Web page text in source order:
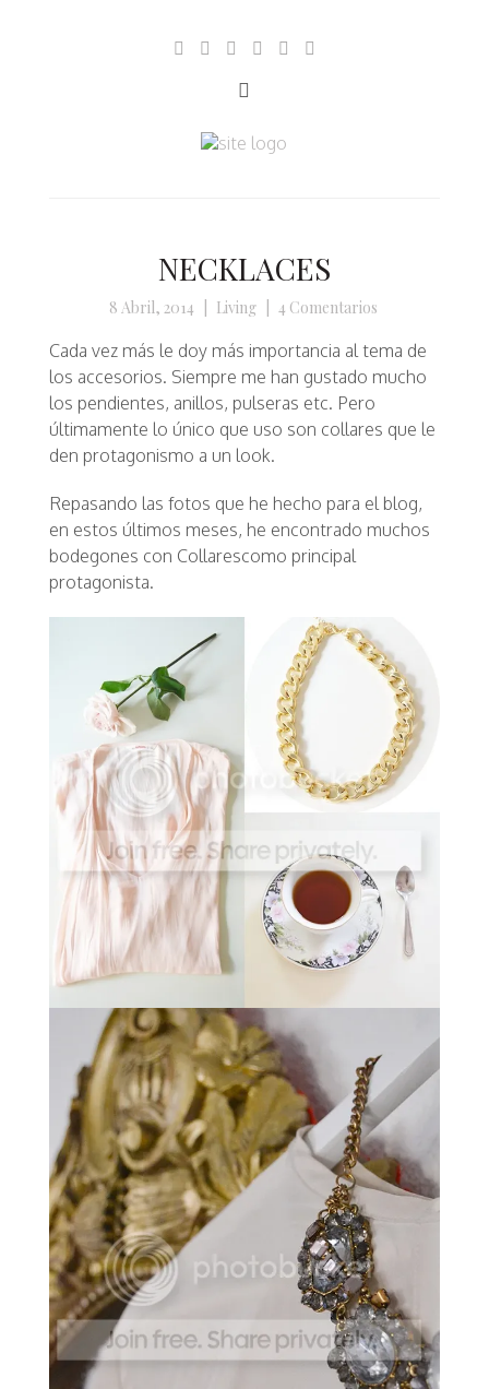
NECKLACES
8 Abril, 2014 Living 4 Comentarios
Cada vez más le doy más importancia al tema de
los accesorios. Siempre me han gustado mucho
los pendientes, anillos, pulseras etc. Pero
últimamente lo único que uso son collares que le
den protagonismo a un look.
Repasando las fotos que he hecho para el blog,
en estos últimos meses, he encontrado muchos
bodegones con Collarescomo principal
protagonista.